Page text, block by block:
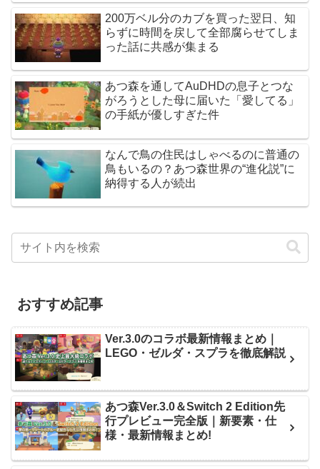
200万ベル分のカブを買った翌日、知
らずに時間を戻して全部腐らせてしま
った話に共感が集まる
あつ森を通してAuDHDの息子とつな
がろうとした母に届いた「愛してる」
の手紙が優しすぎた件
なんで鳥の住民はしゃべるのに普通の
鳥もいるの？あつ森世界の“進化説”に
納得する人が続出
おすすめ記事
Ver.3.0のコラボ最新情報まとめ｜
LEGO・ゼルダ・スプラを徹底解説
あつ森Ver.3.0＆Switch 2 Edition先
行プレビュー完全版｜新要素・仕
様・最新情報まとめ!